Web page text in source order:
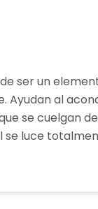
ser un
Ayudan al
se cuelgan
luce